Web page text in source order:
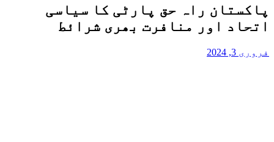
پاکستان راہ حق پارٹی کا سیاسی
اتحاد اور منافرت بھری شرائط
فروری 3, 2024